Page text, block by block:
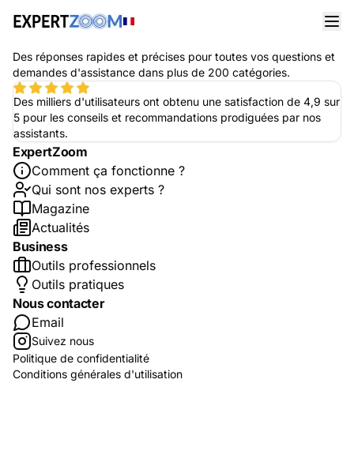
Nos experts
Avantages
Des réponses rapides et précises pour toutes vos questions et
demandes d'assistance dans plus de 200 catégories.
Des milliers d'utilisateurs ont obtenu une satisfaction de 4,9 sur
5 pour les conseils et recommandations prodiguées par nos
assistants.
ExpertZoom
Comment ça fonctionne ?
Qui sont nos experts ?
Magazine
Actualités
Business
Outils professionnels
Outils pratiques
Nous contacter
Email
Suivez nous
Politique de confidentialité
Conditions générales d'utilisation